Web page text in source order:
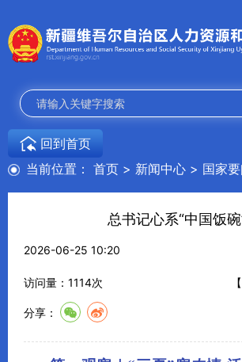
当前位置： 首页 > 新闻中心 > 国家
回到首页
总书记心系“中国饭碗
2026-06-25 10:20
访问量： 1114次
分享：